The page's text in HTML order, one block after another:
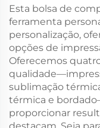
Esta bolsa de
ferramenta
personalização,
opções de
Oferecemos
sublimação
térmica e
proporcionar